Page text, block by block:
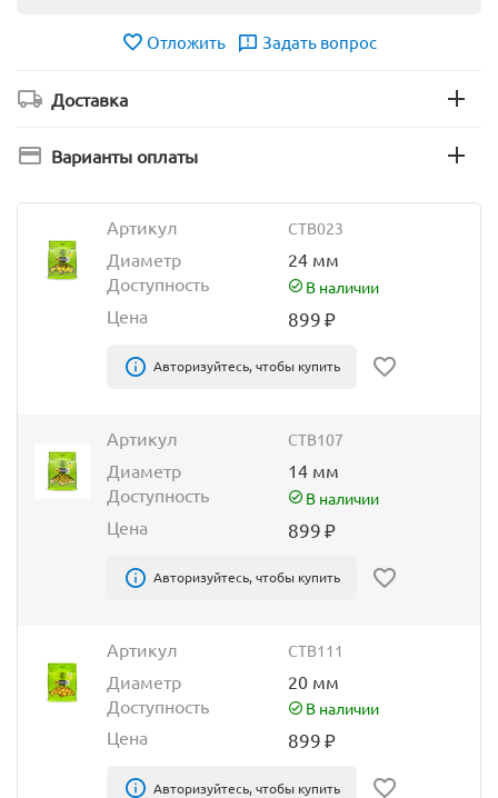
Отложить Задать вопрос
Доставка
Варианты оплаты
Артикул CTB023
Диаметр
24 мм
Доступность
В наличии
Цена 899₽
Авторизуйтесь, чтобы купить
Артикул CTB107
Диаметр
14 мм
Доступность
В наличии
Цена 899₽
Авторизуйтесь, чтобы купить
Артикул CTB111
Диаметр
20 мм
Доступность
В наличии
Цена 899₽
Авторизуйтесь, чтобы купить